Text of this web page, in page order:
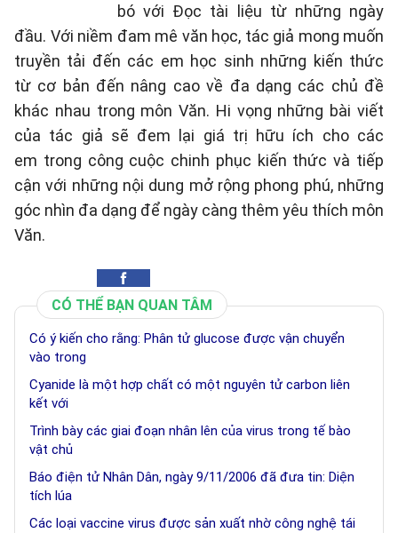
bó với Đọc tài liệu từ những ngày
đầu. Với niềm đam mê văn học, tác giả mong muốn
truyền tải đến các em học sinh những kiến thức
từ cơ bản đến nâng cao về đa dạng các chủ đề
khác nhau trong môn Văn. Hi vọng những bài viết
của tác giả sẽ đem lại giá trị hữu ích cho các
em trong công cuộc chinh phục kiến thức và tiếp
cận với những nội dung mở rộng phong phú, những
góc nhìn đa dạng để ngày càng thêm yêu thích môn
Văn.
CÓ THỂ BẠN QUAN TÂM
Có ý kiến cho rằng: Phân tử glucose được vận chuyển
vào trong
Cyanide là một hợp chất có một nguyên tử carbon liên
kết với
Trình bày các giai đoạn nhân lên của virus trong tế bào
vật chủ
Báo điện tử Nhân Dân, ngày 9/11/2006 đã đưa tin: Diện
tích lúa
Các loại vaccine virus được sản xuất nhờ công nghệ tái